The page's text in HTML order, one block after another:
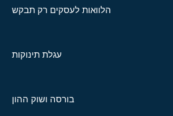
הלוואות לעסקים רק תבקש
עגלת תינוקות
בורסה ושוק ההון